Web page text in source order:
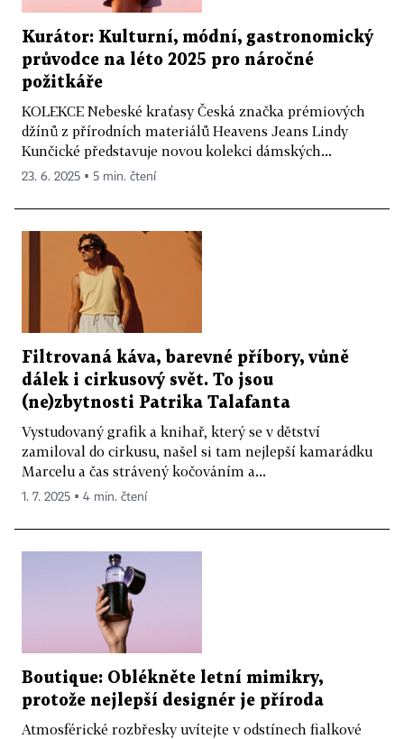
Kurátor: Kulturní, módní, gastronomický
průvodce na léto 2025 pro náročné
požitkáře
KOLEKCE Nebeské kraťasy Česká značka prémiových
džínů z přírodních materiálů Heavens Jeans Lindy
Kunčické představuje novou kolekci dámských...
23. 6. 2025 ▪ 5 min. čtení
Filtrovaná káva, barevné příbory, vůně
dálek i cirkusový svět. To jsou
(ne)zbytnosti Patrika Talafanta
Vystudovaný grafik a knihař, který se v dětství
zamiloval do cirkusu, našel si tam nejlepší kamarádku
Marcelu a čas strávený kočováním a...
1. 7. 2025 ▪ 4 min. čtení
Boutique: Oblékněte letní mimikry,
protože nejlepší designér je příroda
Atmosférické rozbřesky uvítejte v odstínech fialkové